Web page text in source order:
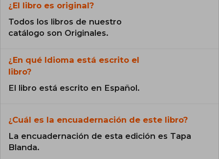
¿El libro es original?
Todos los libros de nuestro
catálogo son Originales.
¿En qué Idioma está escrito el
libro?
El libro está escrito en Español.
¿Cuál es la encuadernación de este libro?
La encuadernación de esta edición es Tapa
Blanda.